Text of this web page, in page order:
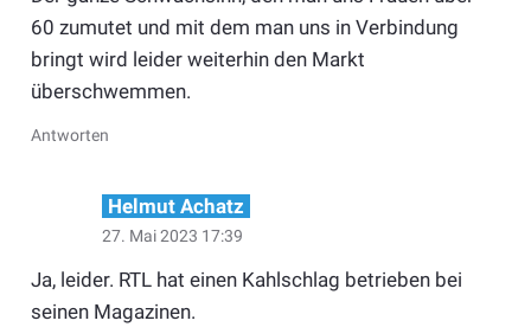
60 zumutet und mit dem man uns in Verbindung
bringt wird leider weiterhin den Markt
überschwemmen.
Antworten
Helmut Achatz
27. Mai 2023 17:39
Ja, leider. RTL hat einen Kahlschlag betrieben bei
seinen Magazinen.